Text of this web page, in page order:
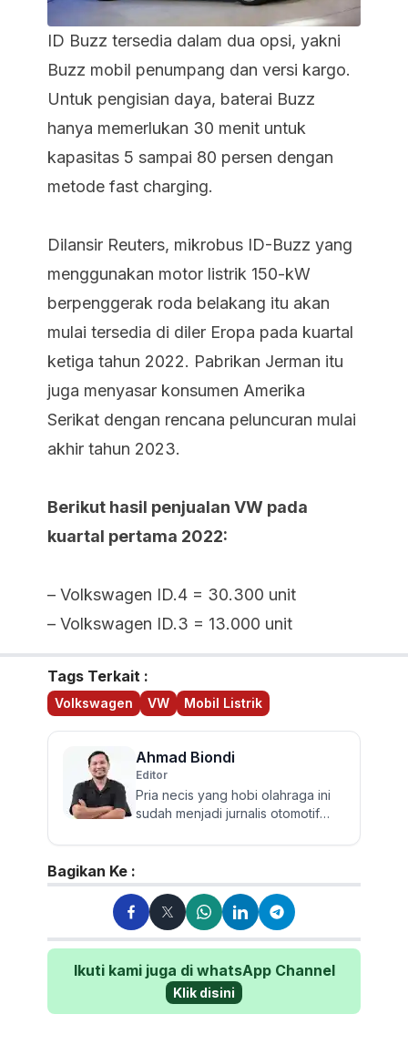
ID Buzz tersedia dalam dua opsi, yakni
Buzz mobil penumpang dan versi kargo.
Untuk pengisian daya, baterai Buzz
hanya memerlukan 30 menit untuk
kapasitas 5 sampai 80 persen dengan
metode fast charging.
Dilansir Reuters, mikrobus ID-Buzz yang
menggunakan motor listrik 150-kW
berpenggerak roda belakang itu akan
mulai tersedia di diler Eropa pada kuartal
ketiga tahun 2022. Pabrikan Jerman itu
juga menyasar konsumen Amerika
Serikat dengan rencana peluncuran mulai
akhir tahun 2023.
Berikut hasil penjualan VW pada
kuartal pertama 2022:
– Volkswagen ID.4 = 30.300 unit
– Volkswagen ID.3 = 13.000 unit
Tags Terkait :
Volkswagen VW Mobil Listrik
Ahmad Biondi
Editor
Pria necis yang hobi olahraga ini
sudah menjadi jurnalis otomotif
menguji dan mereview banyak...
Bagikan Ke :
Ikuti kami juga di whatsApp Channel
Klik disini